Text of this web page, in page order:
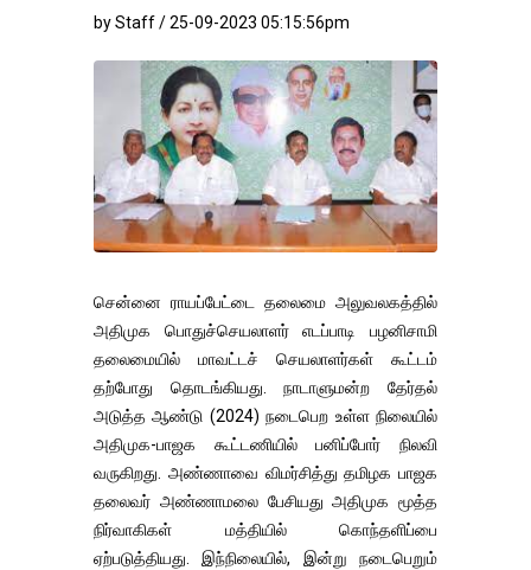
by Staff / 25-09-2023 05:15:56pm
சென்னை ராயப்பேட்டை தலைமை அலுவலகத்தில்
அதிமுக பொதுச்செயலாளர் எடப்பாடி பழனிசாமி
தலைமையில் மாவட்டச் செயலாளர்கள் கூட்டம்
தற்போது தொடங்கியது. நாடாளுமன்ற தேர்தல்
அடுத்த ஆண்டு (2024) நடைபெற உள்ள நிலையில்
அதிமுக-பாஜக கூட்டணியில் பனிப்போர் நிலவி
வருகிறது. அண்ணாவை விமர்சித்து தமிழக பாஜக
தலைவர் அண்ணாமலை பேசியது அதிமுக மூத்த
நிர்வாகிகள் மத்தியில் கொந்தளிப்பை
ஏற்படுத்தியது. இந்நிலையில், இன்று நடைபெறும்